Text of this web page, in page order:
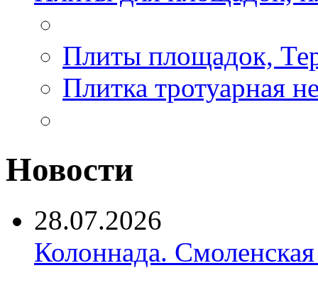
Плиты площадок,
Плитка тротуарная
Новости
28.07.2026
Колоннада. Смоленская